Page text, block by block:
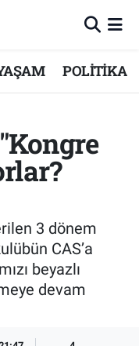
POLİTİKA
3 dönem
CAS’a
beyazlı
devam